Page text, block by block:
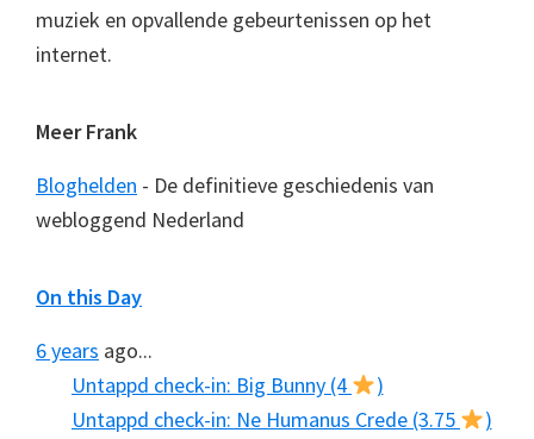
muziek en opvallende gebeurtenissen op het
internet.
Meer Frank
Bloghelden - De definitieve geschiedenis van
webloggend Nederland
On this Day
6 years ago...
Untappd check-in: Big Bunny (4
)
Untappd check-in: Ne Humanus Crede (3.75
)